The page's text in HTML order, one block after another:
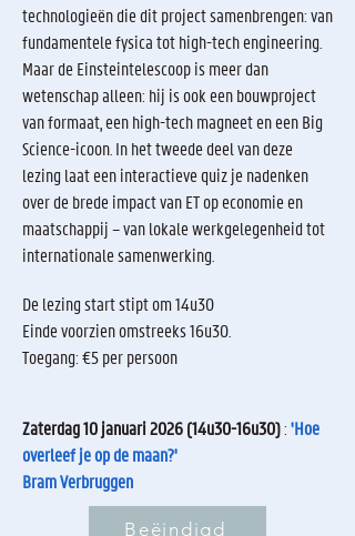
technologieën die dit project samenbrengen: van
fundamentele fysica tot high-tech engineering.
Maar de Einsteintelescoop is meer dan
wetenschap alleen: hij is ook een bouwproject
van formaat, een high-tech magneet en een Big
Science-icoon. In het tweede deel van deze
lezing laat een interactieve quiz je nadenken
over de brede impact van ET op economie en
maatschappij – van lokale werkgelegenheid tot
internationale samenwerking.
De lezing start stipt om 14u30
Einde voorzien omstreeks 16u30.
Toegang: €5 per persoon
Zaterdag 10 januari 2026 (14u30-16u30):'Hoe
overleef je op de maan?'
Bram Verbruggen
Beëindigd